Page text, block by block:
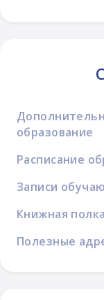
образование
Расписание
Записи
Книжная полка
Полезные